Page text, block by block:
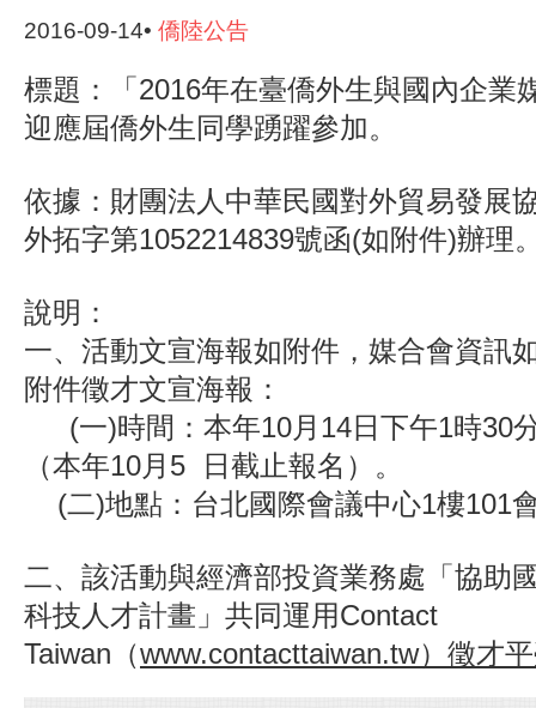
2016-09-14• 僑陸公告
標題： 「 2016年在臺僑外生與國內企業
迎應屆僑外生同學踴躍參加。
依據：財團法人中華民國對外貿易發展
外拓字第1052214839號函(如附件)辦理
說明：
一、活動文宣海報如附件，媒合會資訊
附件徵才文宣海報：
(一)時間：本年10月 14日下午1時30
（本年10月 5
日截止報名）。
(二)地點：台北國際會議中心1樓101
二、 該活動與經濟部投資業務處「協助
科技人才計畫」共同運用Contact
Taiwan （www.contacttaiwan.tw） 徵才